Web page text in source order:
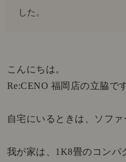
こんにちは。
Re:CENO 福岡店の立脇で
自宅にいるときは、ソフ
我が家は、1K8畳のコンパ
した。